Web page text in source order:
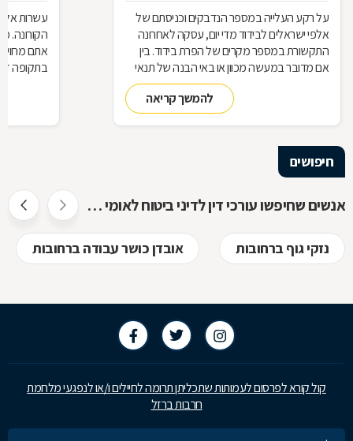
על רקע העלייה במספר הנדבקים וכניסתם של
אלפי ישראלים לבידוד מדי יום, עסקה לאחרונה
התקשורת במספר מקרים של הפרת בידוד. בין
אם מדובר במעשה מכוון או באי הבנה של תנאי
הבידוד, להפרת הבידוד ישנן השלכות אותן חשוב
להמשך קריאה
עשרות
הקורונה.
אתם
בתקופה
חיפושים
אנשים שחיפשו עורכי דין לדיני ביטוח לאומי חיפשו גם
נזקי גוף ברחובות אובדן כושר עבודה ברחובות
קול קורא לפרסום לעמותות שתכליתן תרומה לחיילים ו/או לנפגעי מלחמת
חרבות ברזל